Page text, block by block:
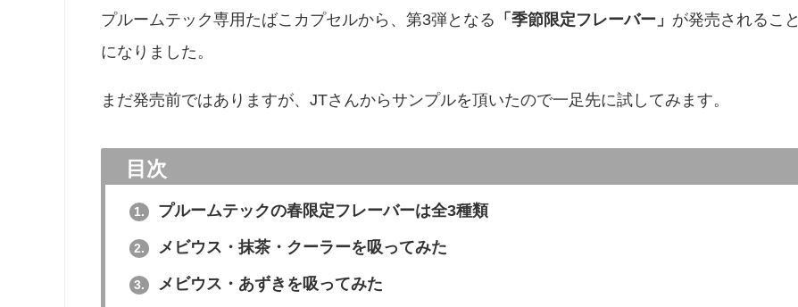
プルームテック専用たばこカプセルから、第3弾となる 「季節限定フレーバー」 が発売されること
になりました。
まだ発売前ではありますが、JTさんからサンプルを頂いたので一足先に試してみます。
目次
1. プルームテックの春限定フレーバーは全3種類
2. メビウス・抹茶・クーラーを吸ってみた
3. メビウス・あずきを吸ってみた